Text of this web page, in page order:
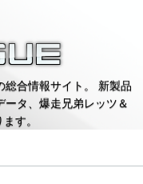
総合情報サイト。 新製品
タ、爆走兄弟レッツ＆
す。